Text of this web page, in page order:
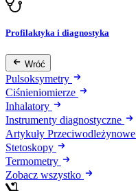
Profilaktyka i diagnostyka
Wróć
Pulsoksymetry
Ciśnieniomierze
Inhalatory
Instrumenty diagnostyczne
Artykuły Przeciwodleżynowe
Stetoskopy
Termometry
Zobacz wszystko